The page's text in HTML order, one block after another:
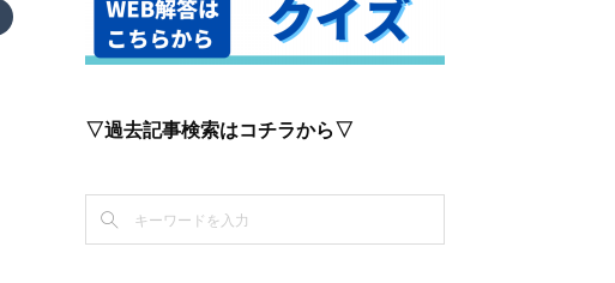
▽過去記事検索はコチラから▽